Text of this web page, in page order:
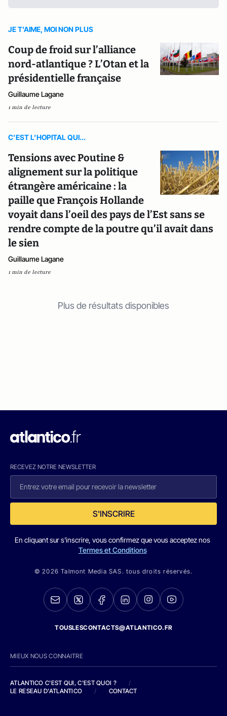
JE T'AIME, MOI NON PLUS
Coup de froid sur l’alliance
nord-atlantique ? L’Otan et la
présidentielle française
Guillaume Lagane
1 min de lecture
C’EST L’HOPITAL QUI...
Tensions avec Poutine &
alignement sur la politique
étrangère américaine : la
paille que François Hollande
voyait dans l’oeil des pays de l’Est sans se
rendre compte de la poutre qu’il avait dans
le sien
Guillaume Lagane
1 min de lecture
Plus de résultats disponibles
RECEVEZ NOTRE NEWSLETTER
S'INSCRIRE
En cliquant sur s'inscrire, vous confirmez que vous acceptez nos
Termes et Conditions
© 2026 Talmont Media SAS. tous droits réservés.
TOUSLESCONTACTS@ATLANTICO.FR
MIEUX NOUS CONNAITRE
ATLANTICO C'EST QUI, C'EST QUOI ?
/
LE RESEAU D'ATLANTICO
/ CONTACT